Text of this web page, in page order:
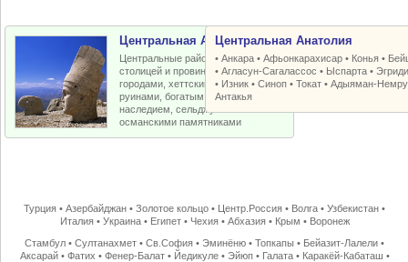
Центральная Анатолия
Центральные районы Турции со
столицей и провинциальными
городами, хеттскими и античными
руинами, богатым византийским
наследием, сельджукскими и
османскими памятниками
Центральная Анатолия
•Анкара •Афьонкарахисар • Конья •
•Агласун-Сагалассос • Ыспарта •
• Изник •Синоп •Токат •Адыяман-
Антакья
Турция •Азербайджан •Золотое кольцо • Центр.Россия • Волга •Узбекистан •
Италия• Украина• Египет• Чехия• Абхазия• Крым • Воронеж
Стамбул •Султанахмет •Св.София •Эминёню •Топкапы • Бейазит-Лалели •
Аксарай• Фатих • Фенер-Балат• Йедикуле• Эйюп• Галата• Каракёй-Кабаташ •